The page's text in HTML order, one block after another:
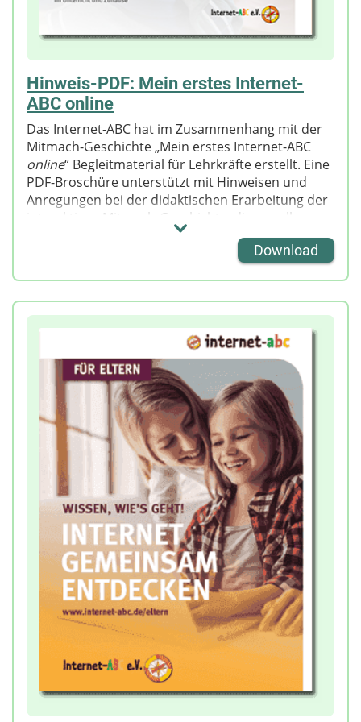
Hinweis-PDF: Mein erstes Internet-
ABC online
Das Internet-ABC hat im Zusammenhang mit der
Mitmach-Geschichte „Mein erstes Internet-ABC
online“ Begleitmaterial für Lehrkräfte erstellt. Eine
PDF-Broschüre unterstützt mit Hinweisen und
Anregungen bei der didaktischen Erarbeitung der
interaktiven Mitmach-Geschichte, die vor allem
gering oder nicht lesekundigen Kindern einen
ersten Zugang zu Medienbildung ermöglichen soll.
Gemeinsam mit den vier Maskottchen des
Internet-ABC entdecken die Kinder verschiedene
Situationen des Medienalltags. In kleinen Übungen
können sie sich dem Thema spielerisch
annähern. Der Schwerpunkt liegt auf dem
gemeinsamen inhaltlichen Austausch über die
spielbaren Szenen der Mitmach-Geschichte.
Grundlegend dafür ist die Begleitung durch
Erwachsene, ihre Unterstützung und Anregung.
Empfehlung:Das Hinweis-PDF unterstützt den
gemeinsamen Dialog in der Klasse und bietet
Lehrkräften in Ergänzung zum Menü der Online-
Anwendung Impulse und Ideen zur Bearbeitung
der Mitmach-Geschichte. Außerdem enthält das
PDF Empfehlungen für die Elternarbeit und das
gemeinsame Spielen innerhalb der Familie zu
Hause.
Das Hinweis-PDF steht zum Download bereit.
Download